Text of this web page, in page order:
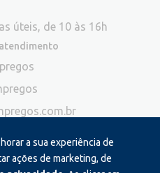
a sua experiência de
ações de marketing, de
úteis, de 10 às 16h